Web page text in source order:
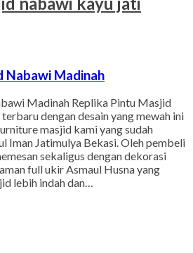
Nabawi Madinah
Madinah Replika Pintu Masjid
dengan desain yang mewah ini
masjid kami yang sudah
Iman Jatimulya Bekasi. Oleh pembeli
sekaligus dengan dekorasi
full ukir Asmaul Husna yang
lebih indah dan…